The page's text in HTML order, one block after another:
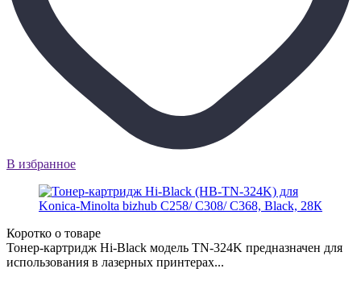
В избранное
Коротко о товаре
Тонер-картридж Hi-Black модель TN-324K предназначен для
использования в лазерных принтерах...